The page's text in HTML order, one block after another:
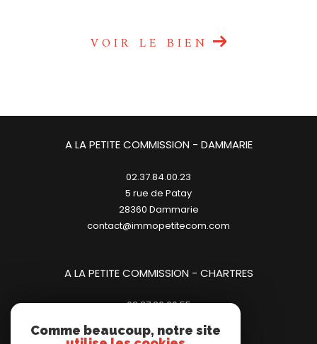
VOIR LE BIEN
A LA PETITE COMMISSION - CHARTRES
02.37.20.00.55
28000 chartres
A LA PETITE COMMISSION - DAMMARIE
02.37.84.00.23
5 rue de Patay
28360
dammarie
contact@immopetitecom.com
Comme beaucoup, notre site